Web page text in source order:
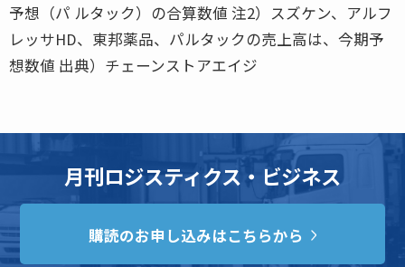
予想（パ ルタック）の合算数値 注2）スズケン、アルフ
レッサHD、東邦薬品、パルタックの売上高は、今期予
想数値 出典）チェーンストアエイジ
月刊ロジスティクス・ビジネス
購読のお申し込みはこちらから